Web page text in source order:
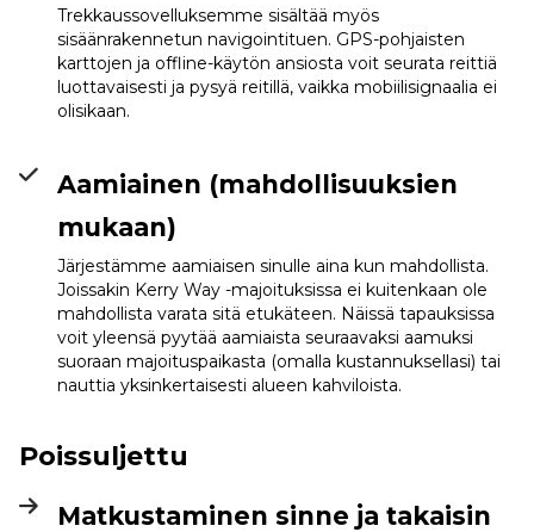
Trekkaussovelluksemme sisältää myös
sisäänrakennetun navigointituen. GPS-pohjaisten
karttojen ja offline-käytön ansiosta voit seurata reittiä
luottavaisesti ja pysyä reitillä, vaikka mobiilisignaalia ei
olisikaan.
Aamiainen (mahdollisuuksien
mukaan)
Järjestämme aamiaisen sinulle aina kun mahdollista.
Joissakin Kerry Way -majoituksissa ei kuitenkaan ole
mahdollista varata sitä etukäteen. Näissä tapauksissa
voit yleensä pyytää aamiaista seuraavaksi aamuksi
suoraan majoituspaikasta (omalla kustannuksellasi) tai
nauttia yksinkertaisesti alueen kahviloista.
Poissuljettu
Matkustaminen sinne ja takaisin